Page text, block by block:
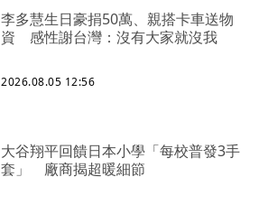
李多慧生日豪捐50萬、親搭卡車送物
資 感性謝台灣：沒有大家就沒我
2026.08.05 12:56
大谷翔平回饋日本小學「每校普發3手
套」 廠商揭超暖細節